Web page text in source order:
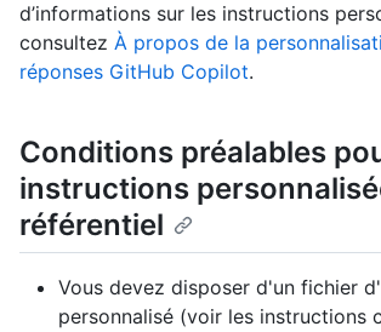
d’informations sur les instructions
consultez À propos de la
réponses GitHub Copilot.
Conditions préalables
instructions
référentiel
Vous devez disposer d'un fichier
personnalisé (voir les instructions